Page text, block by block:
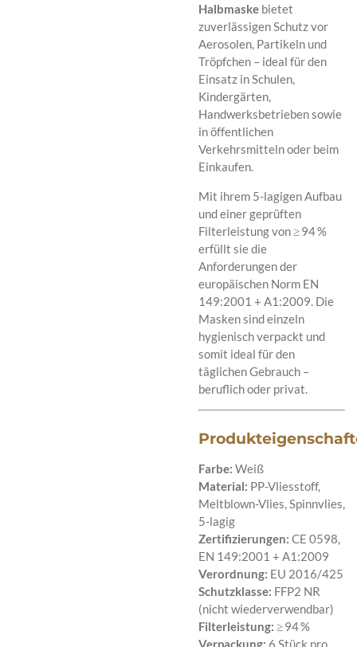
Halbmaske bietet
zuverlässigen Schutz vor
Aerosolen, Partikeln und
Tröpfchen – ideal für den
Einsatz in Schulen,
Kindergärten,
Handwerksbetrieben sowie
in öffentlichen
Verkehrsmitteln oder beim
Einkaufen.
Mit ihrem 5-lagigen Aufbau
und einer geprüften
Filterleistung von ≥ 94 %
erfüllt sie die
Anforderungen der
europäischen Norm EN
149:2001 + A1:2009. Die
Masken sind einzeln
hygienisch verpackt und
somit ideal für den
täglichen Gebrauch –
beruflich oder privat.
Farbe: Weiß
Material: PP-Vliesstoff,
Meltblown-Vlies, Spinnvlies,
5-lagig
Zertifizierungen: CE 0598,
EN 149:2001 + A1:2009
Verordnung: EU 2016/425
Schutzklasse: FFP2 NR
(nicht wiederverwendbar)
Filterleistung: ≥ 94 %
Verpackung: 6 Stück pro